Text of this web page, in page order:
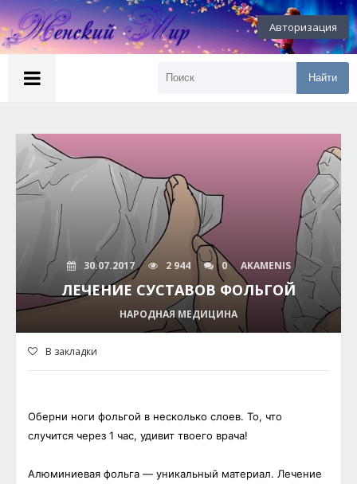
Авторизация
Найти
30.07.2017 2 944 0 AKAMENIS
ЛЕЧЕНИЕ СУСТАВОВ ФОЛЬГОЙ
НАРОДНАЯ МЕДИЦИНА
В закладки
Оберни ноги фольгой в несколько слоев. То, что
случится через 1 час, удивит твоего врача!
Алюминиевая фольга — уникальный материал. Лечение